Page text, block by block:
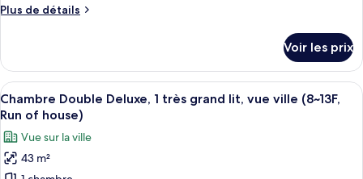
Double
très
grand
lit,
vue
ville
(5~7F,
Plus de détails
Plus
le
type
de
chambre
Double
Deluxe,
Voir les prix
Afficher
toutes
les
photos
pour
Une chambre d’hôtel avec un
3
Chambre Double Deluxe, 1 très grand lit, vue ville (8~13F,
Run of house)
Vue sur la ville
43 m²